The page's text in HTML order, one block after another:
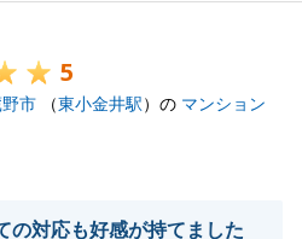
ございます。
K様には励みになるお言葉を
ただきます。今後とも末永
5
市 （東小金井駅）の マンション
の対応も好感が持てました